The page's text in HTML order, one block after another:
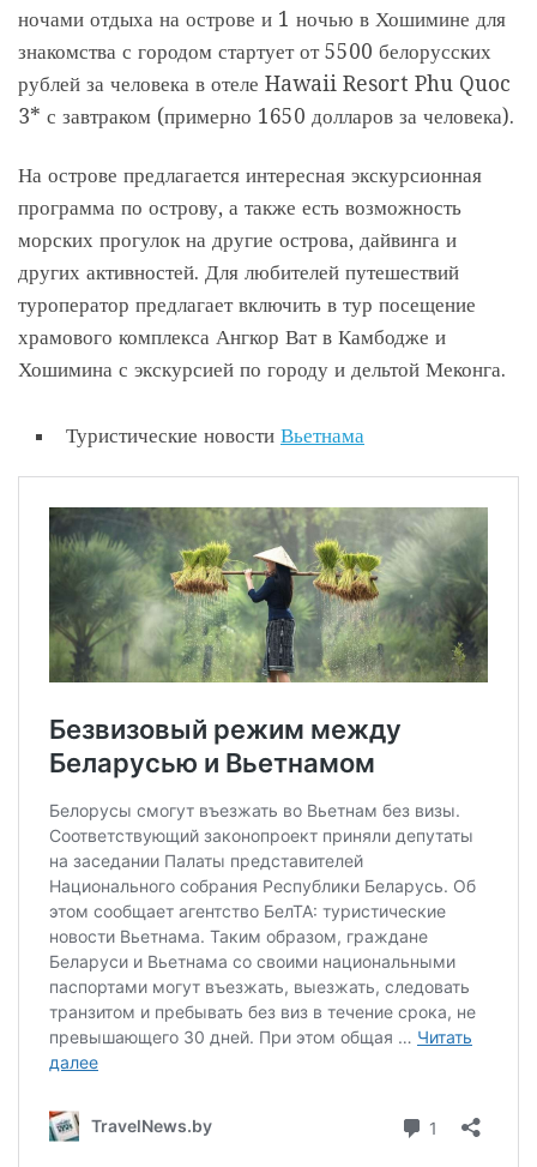
ночами отдыха на острове и 1 ночью в Хошимине для
знакомства с городом стартует от 5500 белорусских
рублей за человека в отеле Hawaii Resort Phu Quoc
3* с завтраком (примерно 1650 долларов за человека).
На острове предлагается интересная экскурсионная
программа по острову, а также есть возможность
морских прогулок на другие острова, дайвинга и
других активностей. Для любителей путешествий
туроператор предлагает включить в тур посещение
храмового комплекса Ангкор Ват в Камбодже и
Хошимина с экскурсией по городу и дельтой Меконга.
Туристические новости Вьетнама